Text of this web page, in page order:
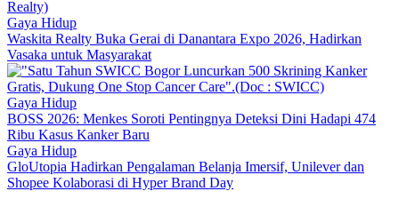
Gaya Hidup
Waskita Realty Buka Gerai di Danantara Expo 2026, Hadirkan
Vasaka untuk Masyarakat
Gaya Hidup
BOSS 2026: Menkes Soroti Pentingnya Deteksi Dini Hadapi 474
Ribu Kasus Kanker Baru
Gaya Hidup
GloUtopia Hadirkan Pengalaman Belanja Imersif, Unilever dan
Shopee Kolaborasi di Hyper Brand Day